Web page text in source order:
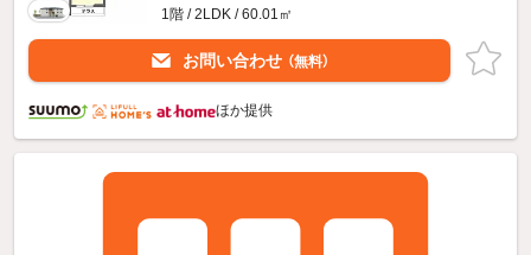
1階 / 2LDK / 60.01㎡
お問い合わせ （無料）
ほか提供